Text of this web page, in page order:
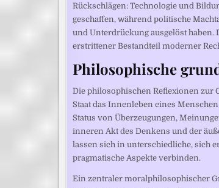
Rückschlägen: Technologie und
geschaffen, während politische
und Unterdrückung ausgelöst haben.
erstrittener Bestandteil moderner
Philosophische
Die philosophischen Reflexionen zur
Staat das Innenleben eines
Status von Überzeugungen,
inneren Akt des Denkens und der
lassen sich in unterschiedliche, sich
pragmatische Aspekte verbinden.
Ein zentraler moralphilosophischer